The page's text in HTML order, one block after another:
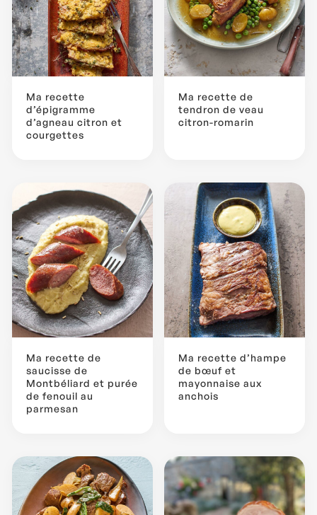
Ma recette
d’épigramme
d’agneau citron et
courgettes
Ma recette de
tendron de veau
citron-romarin
Ma recette de
saucisse de
Montbéliard et purée
de fenouil au
parmesan
Ma recette d’hampe
de bœuf et
mayonnaise aux
anchois